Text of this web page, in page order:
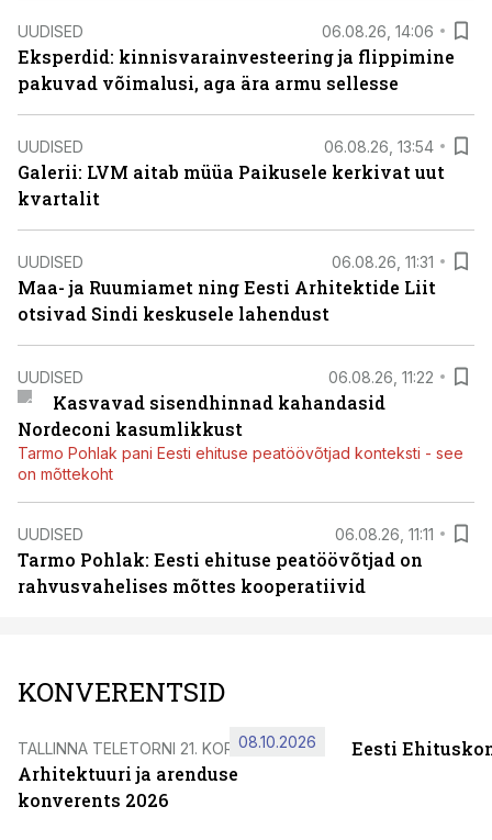
UUDISED 06.08.26, 14:06
Eksperdid: kinnisvarainvesteering ja flippimine
pakuvad võimalusi, aga ära armu sellesse
UUDISED 06.08.26, 13:54
Galerii: LVM aitab müüa Paikusele kerkivat uut
kvartalit
UUDISED 06.08.26, 11:31
Maa- ja Ruumiamet ning Eesti Arhitektide Liit
otsivad Sindi keskusele lahendust
UUDISED 06.08.26, 11:22
Kasvavad sisendhinnad kahandasid
Nordeconi kasumlikkust
Tarmo Pohlak pani Eesti ehituse peatöövõtjad konteksti - see
on mõttekoht
UUDISED 06.08.26, 11:11
Tarmo Pohlak: Eesti ehituse peatöövõtjad on
rahvusvahelises mõttes kooperatiivid
KONVERENTSID
TALLINNA TELETORNI 21. KORRUSEL
Arhitektuuri ja arenduse
konverents 2026
08.10.2026 Eesti